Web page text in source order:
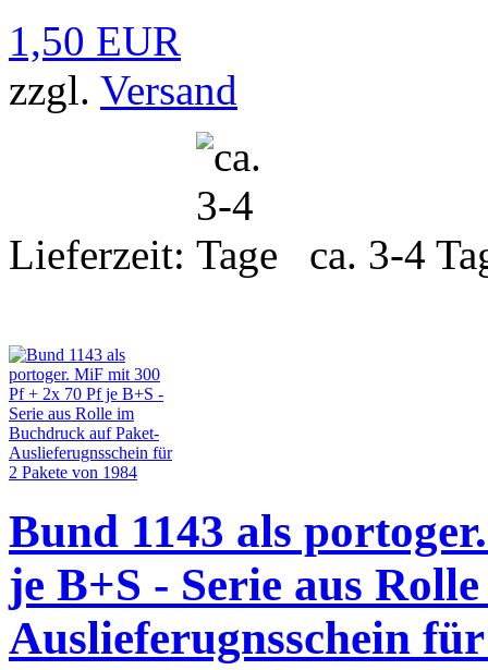
1,50 EUR
zzgl. Versand
Lieferzeit: ca. 3-4
Bund 1143 als
je B+S - Serie aus
Auslieferugnsschein